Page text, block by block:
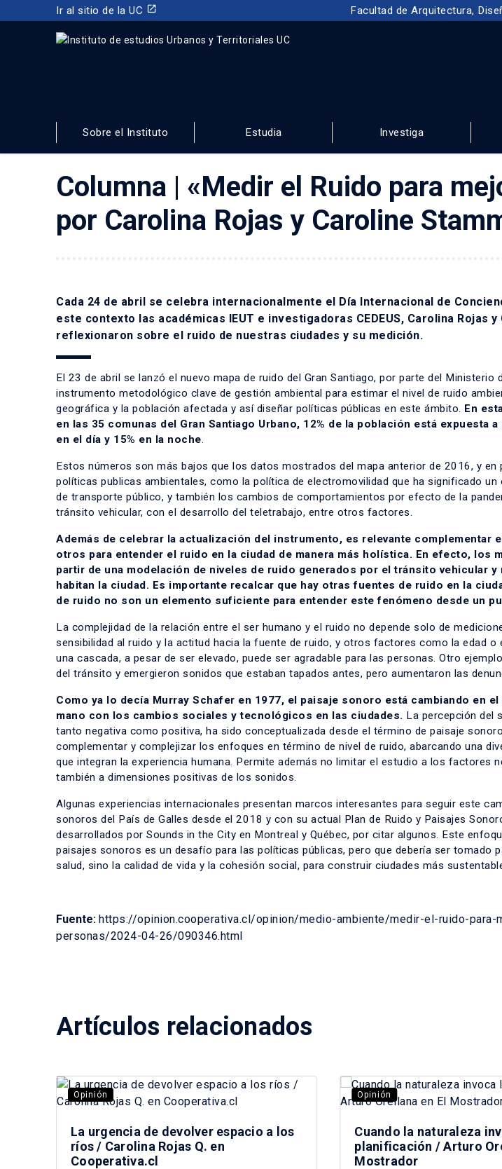
Ir al sitio de la UC launch Facultad de Arquitectura,
Y TERRITORIALES
FACULTAD DE ARQUITECTURA, DISEÑO Y ESTUDIOS URBANOS
Sobre el Instituto Estudia Investiga
Columna | «Medir el Ruido para
por Carolina Rojas y Caroline
Cada 24 de abril se celebra internacionalmente el Día Internacional de
este contexto las académicas IEUT e investigadoras CEDEUS, Carolina Rojas y
reflexionaron sobre el ruido de nuestras ciudades y su medición.
El 23 de abril se lanzó el nuevo mapa de ruido del Gran Santiago, por parte del Ministerio
instrumento metodológico clave de gestión ambiental para estimar el nivel de ruido
geográfica y la población afectada y así diseñar políticas públicas en este ámbito. En
en las 35 comunas del Gran Santiago Urbano, 12% de la población está expuesta
en el día y 15% en la noche.
Estos números son más bajos que los datos mostrados del mapa anterior de 2016, y en
políticas publicas ambientales, como la política de electromovilidad que ha significado
de transporte público, y también los cambios de comportamientos por efecto de la
tránsito vehicular, con el desarrollo del teletrabajo, entre otros factores.
Además de celebrar la actualización del instrumento, es relevante complementar
otros para entender el ruido en la ciudad de manera más holística. En efecto, los
partir de una modelación de niveles de ruido generados por el tránsito vehicular
habitan la ciudad. Es importante recalcar que hay otras fuentes de ruido en la
de ruido no son un elemento suficiente para entender este fenómeno desde un
La complejidad de la relación entre el ser humano y el ruido no depende solo de
sensibilidad al ruido y la actitud hacia la fuente de ruido, y otros factores como la edad o
una cascada, a pesar de ser elevado, puede ser agradable para las personas. Otro
del tránsito y emergieron sonidos que estaban tapados antes, pero aumentaron las
Como ya lo decía Murray Schafer en 1977, el paisaje sonoro está cambiando en
mano con los cambios sociales y tecnológicos en las ciudades. La percepción del
tanto negativa como positiva, ha sido conceptualizada desde el término de paisaje
complementar y complejizar los enfoques en término de nivel de ruido, abarcando una
que integran la experiencia humana. Permite además no limitar el estudio a los factores
también a dimensiones positivas de los sonidos.
Algunas experiencias internacionales presentan marcos interesantes para seguir este
sonoros del País de Galles desde el 2018 y con su actual Plan de Ruido y Paisajes
desarrollados por Sounds in the City en Montreal y Québec, por citar algunos. Este
paisajes sonoros es un desafío para las políticas públicas, pero que debería ser tomado
salud, sino la calidad de vida y la cohesión social, para construir ciudades más
Fuente: https://opinion.cooperativa.cl/opinion/medio-ambiente/medir-el-ruido-para-
personas/2024-04-26/090346.html
Artículos relacionados
Opinión
La urgencia de devolver espacio a los
ríos / Carolina Rojas Q. en
Cooperativa.cl
Opinión
Cuando la naturaleza
planificación / Arturo
Mostrador